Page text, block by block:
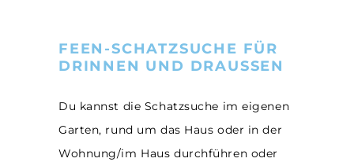
FEEN-SCHATZSUCHE FÜR
DRINNEN UND DRAUSSEN
Du kannst die Schatzsuche im eigenen
Garten, rund um das Haus oder in der
Wohnung/im Haus durchführen oder